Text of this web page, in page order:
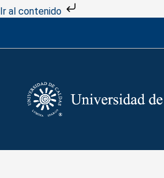
Ir al contenido